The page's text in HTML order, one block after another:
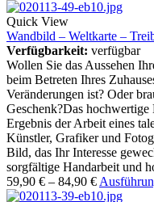
Quick View
Wandbild – Weltkarte –
Verfügbarkeit: verfügbar
Wollen Sie das Aussehen
beim Betreten Ihres
Veränderungen ist? Oder
Geschenk?Das
Ergebnis der Arbeit eines
Künstler, Grafiker und
Bild, das Ihr Interesse
sorgfältige Handarbeit und
59,90 € – 84,90 €